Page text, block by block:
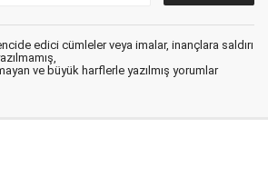
edici cümleler veya imalar, inançlara saldırı
ve büyük harflerle yazılmış yorumlar